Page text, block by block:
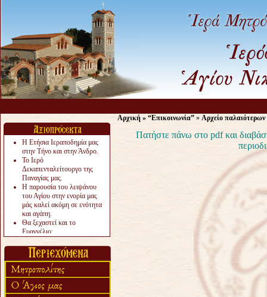
Η Ετήσια Ιεραποδημία μας
στην Τήνο και στην Άνδρο.
Το Ιερό
Δεκαπενταλείτουργο της
Παναγίας μας.
Η παρουσία του λειψάνου
του Αγίου στην ενορία μας
μάς καλεί ακόμη σε ενότητα
και αγάπη.
Θα ξεχαστεί και το
Ευαγγέλιο;
«πολύ αργά».
Ζητείται....
Αρχική » “Επικοινωνία” » Αρχείο παλαιότερων
Πατήστε πάνω στο pdf και